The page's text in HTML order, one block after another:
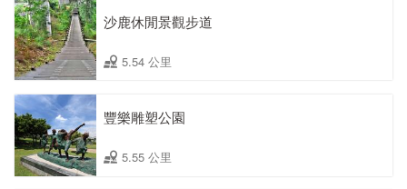
沙鹿休閒景觀步道
5.54 公里
豐樂雕塑公園
5.55 公里